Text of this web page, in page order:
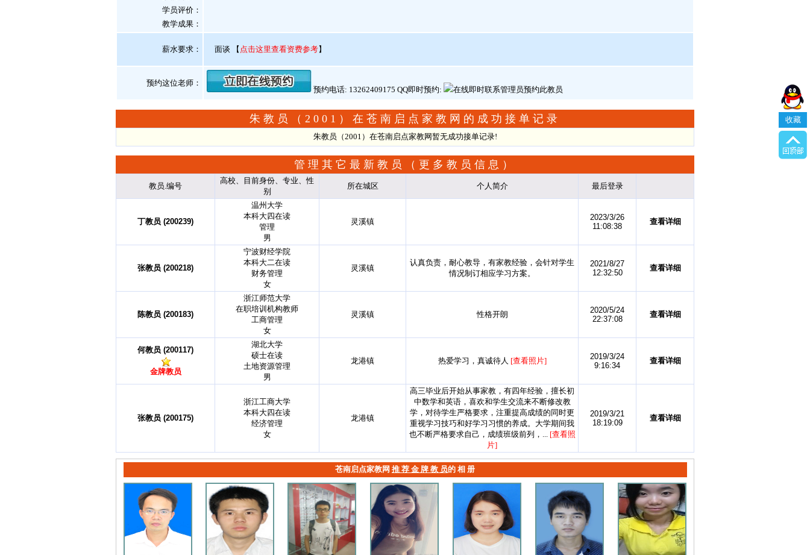
收藏
学员评价：
教学成果：
薪水要求： 面谈 【 点击这里查看资费参考】
预约这位老师：
预约电话: 13262409175 QQ即时预约:
朱教员（2001）在苍南启点家教网的成功接单记录
朱教员（2001）在苍南启点家教网暂无成功接单记录!
管理其它最新教员（ 更多教员信息 ）
教员.编号
高校、目前身份、专业、性
别
所在城区 个人简介 最后登录
丁教员 (200239)
温州大学
本科大四在读
管理
男
灵溪镇
2023/3/26
11:08:38
查看详细
张教员 (200218)
宁波财经学院
本科大二在读
财务管理
女
灵溪镇
认真负责，耐心教导，有家教经验，会针对学生
情况制订相应学习方案。
2021/8/27
12:32:50
查看详细
陈教员 (200183)
浙江师范大学
在职培训机构教师
工商管理
女
灵溪镇 性格开朗
2020/5/24
22:37:08
查看详细
何教员 (200117)
金牌教员
湖北大学
硕士在读
土地资源管理
男
龙港镇 热爱学习，真诚待人 [查看照片]
2019/3/24
9:16:34
查看详细
张教员 (200175)
浙江工商大学
本科大四在读
经济管理
女
龙港镇
高三毕业后开始从事家教，有四年经验，擅长初
中数学和英语，喜欢和学生交流来不断修改教
学，对待学生严格要求，注重提高成绩的同时更
重视学习技巧和好学习习惯的养成。大学期间我
也不断严格要求自己，成绩班级前列，... [查看照
片]
2019/3/21
18:19:09
查看详细
苍南启点家教网 推 荐 金 牌 教 员的 相 册